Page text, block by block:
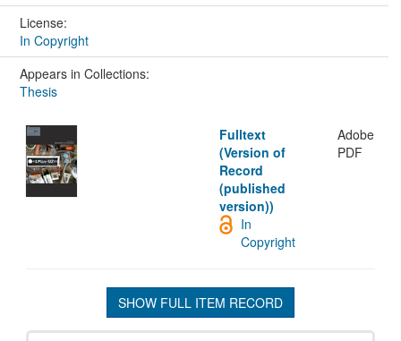
License:
In Copyright
Appears in Collections:
Thesis
Fulltext
(Version of
Record
(published
version))
Adobe
PDF
In
Copyright
SHOW FULL ITEM RECORD